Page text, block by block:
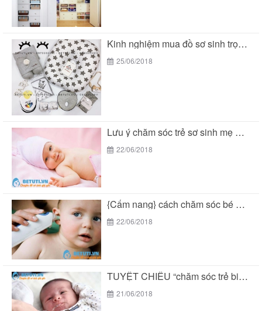
Kinh nghiệm mua đồ sơ sinh trọn gói tại...
25/06/2018
Lưu ý chăm sóc trẻ sơ sinh mẹ THÔNG...
22/06/2018
{Cẩm nang} cách chăm sóc bé 2 tuổi THÔNG...
22/06/2018
TUYỆT CHIÊU “chăm sóc trẻ biếng ăn suy dinh...
21/06/2018